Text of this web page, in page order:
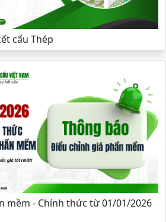
cấu Thép
mềm - Chính thức từ 01/01/2026